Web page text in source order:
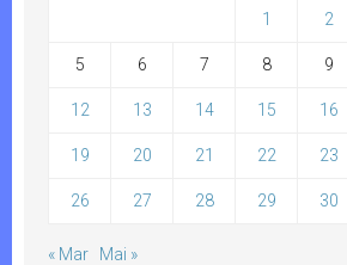
1 2
5 6 7 8 9
12 13 14 15 16
19 20 21 22 23
26 27 28 29 30
« Mar Mai »